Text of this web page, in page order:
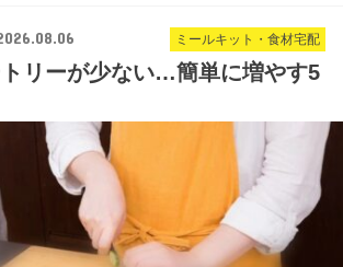
ミールキット・食材宅配
リーが少ない…簡単に増やす5